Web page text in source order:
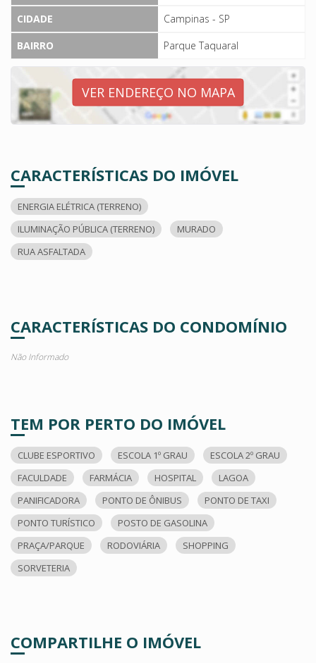
CIDADE
Campinas - SP
BAIRRO
Parque Taquaral
VER ENDEREÇO NO MAPA
CARACTERÍSTICAS DO IMÓVEL
ENERGIA ELÉTRICA (TERRENO)
ILUMINAÇÃO PÚBLICA (TERRENO)
MURADO
RUA ASFALTADA
CARACTERÍSTICAS DO CONDOMÍNIO
Não Informado
TEM POR PERTO DO IMÓVEL
CLUBE ESPORTIVO ESCOLA 1º GRAU
ESCOLA 2º GRAU
FACULDADE
FARMÁCIA HOSPITAL
LAGOA
PANIFICADORA
PONTO DE ÔNIBUS
PONTO DE TAXI
PONTO TURÍSTICO
POSTO DE GASOLINA
PRAÇA/PARQUE
RODOVIÁRIA
SHOPPING
SORVETERIA
COMPARTILHE O IMÓVEL